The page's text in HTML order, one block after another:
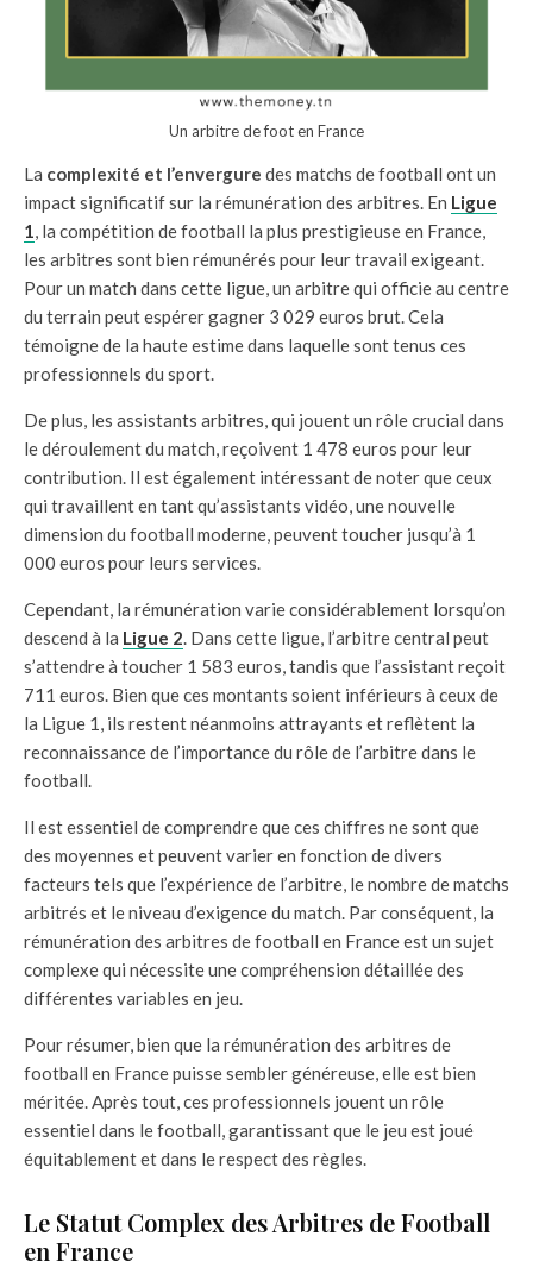
Un arbitre de foot en France
La complexité et l’envergure des matchs de football ont un
impact significatif sur la rémunération des arbitres. En Ligue
1, la compétition de football la plus prestigieuse en France,
les arbitres sont bien rémunérés pour leur travail exigeant.
Pour un match dans cette ligue, un arbitre qui officie au centre
du terrain peut espérer gagner 3 029 euros brut. Cela
témoigne de la haute estime dans laquelle sont tenus ces
professionnels du sport.
De plus, les assistants arbitres, qui jouent un rôle crucial dans
le déroulement du match, reçoivent 1 478 euros pour leur
contribution. Il est également intéressant de noter que ceux
qui travaillent en tant qu’assistants vidéo, une nouvelle
dimension du football moderne, peuvent toucher jusqu’à 1
000 euros pour leurs services.
Cependant, la rémunération varie considérablement lorsqu’on
descend à la Ligue 2. Dans cette ligue, l’arbitre central peut
s’attendre à toucher 1 583 euros, tandis que l’assistant reçoit
711 euros. Bien que ces montants soient inférieurs à ceux de
la Ligue 1, ils restent néanmoins attrayants et reflètent la
reconnaissance de l’importance du rôle de l’arbitre dans le
football.
Il est essentiel de comprendre que ces chiffres ne sont que
des moyennes et peuvent varier en fonction de divers
facteurs tels que l’expérience de l’arbitre, le nombre de matchs
arbitrés et le niveau d’exigence du match. Par conséquent, la
rémunération des arbitres de football en France est un sujet
complexe qui nécessite une compréhension détaillée des
différentes variables en jeu.
Pour résumer, bien que la rémunération des arbitres de
football en France puisse sembler généreuse, elle est bien
méritée. Après tout, ces professionnels jouent un rôle
essentiel dans le football, garantissant que le jeu est joué
équitablement et dans le respect des règles.
Le Statut Complex des Arbitres de Football
en France